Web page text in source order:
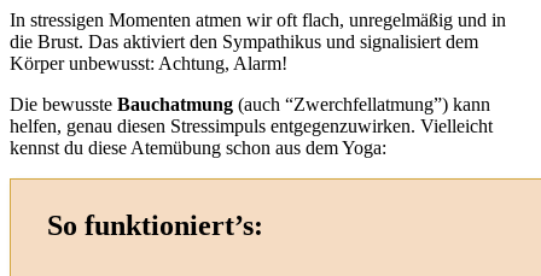
In stressigen Momenten atmen wir oft flach, unregelmäßig und in
die Brust. Das aktiviert den Sympathikus und signalisiert dem
Körper unbewusst: Achtung, Alarm!
Die bewusste Bauchatmung (auch “Zwerchfellatmung”) kann
helfen, genau diesen Stressimpuls entgegenzuwirken. Vielleicht
kennst du diese Atemübung schon aus dem Yoga:
So funktioniert’s: